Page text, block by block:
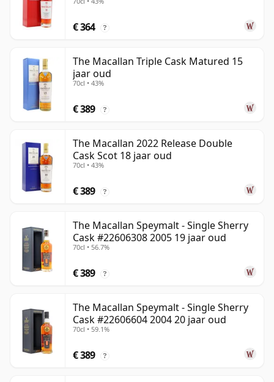
€ 364 ?
The Macallan Triple Cask Matured 15
jaar oud
70cl • 43%
€ 389 ?
The Macallan 2022 Release Double
Cask Scot 18 jaar oud
70cl • 43%
€ 389 ?
The Macallan Speymalt - Single Sherry
Cask #22606308 2005 19 jaar oud
70cl • 56.7%
€ 389 ?
The Macallan Speymalt - Single Sherry
Cask #22606604 2004 20 jaar oud
70cl • 59.1%
€ 389 ?